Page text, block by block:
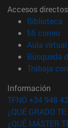
Accesos directos
Biblioteca
Mi correo
Aula virtual
Búsqueda
Trabaja
Información
TFNO +34 948
¿QUÉ GRADO
¿QUÉ MÁSTER